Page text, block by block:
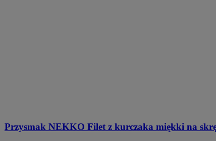
Przysmak NEKKO Filet z kurczaka miękki na